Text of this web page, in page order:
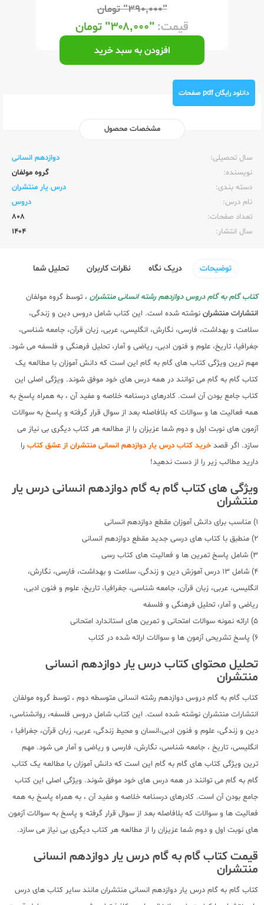
"۳۹۰,۰۰۰" تومان
قیمت: "۳۰۸,۰۰۰" تومان
افزودن به سبد خرید
دانلود رایگان pdf صفحات
مشخصات محصول
سال تحصیلی:‌
دوازدهم انسانی
نویسنده:‌
گروه مولفان
دسته بندی:
درس یار منتشران
نام درس:
دروس
تعداد صفحات:‌
808
سال انتشار:‌
1404
توضیحات دریک نگاه نظرات کاربران تحلیل شما
کتاب گام به گام دروس دوازدهم رشته انسانی منتشران ، توسط گروه مولفان
انتشارات منتشران نوشته شده است. این کتاب شامل دروس دین و زندگی،
سلامت و بهداشت، فارسی، نگارش، انگلیسی، عربی، زبان قرآن، جامعه شناسی،
جغرافیا، تاریخ، علوم و فنون ادبی، ریاضی و آمار، تحلیل فرهنگی و فلسفه می شود.
مهم ترین ویژگی کتاب های گام به گام این است که دانش آموزان با مطالعه یک
کتاب گام به گام می توانند در همه درس های خود موفق شوند. ویژگی اصلی این
کتاب جامع بودن آن است. کادرهای درسنامه خلاصه و مفید آن ، به همراه پاسخ به
همه فعالیت ها و سوالات که بلافاصله بعد از سوال قرار گرفته و پاسخ به سوالات
آزمون های نوبت اول و دوم شما عزیزان را از مطالعه هر کتاب دیگری بی نیاز می
سازد. اگر قصد خرید کتاب درس یار دوازدهم انسانی منتشران از عشق کتاب را
دارید مطالب زیر را از دست ندهید!
ویژگی های کتاب گام به گام دوازدهم انسانی درس یار
منتشران
1) مناسب برای دانش آموزان مقطع دوازدهم انسانی
2) منطبق با کتاب های درسی جدید مقطع دوازدهم انسانی
3) شامل پاسخ تمرین ها و فعالیت های کتاب رسی
4) شامل 13 درس آموزش دین و زندگی، سلامت و بهداشت، فارسی، نگارش،
انگلیسی، عربی، زبان قرآن، جامعه شناسی، جغرافیا، تاریخ، علوم و فنون ادبی،
ریاضی و آمار، تحلیل فرهنگی و فلسفه
5) ارائه نمونه سوالات امتحانی و تمرین های استاندارد امتحانی
6) پاسخ تشریحی آزمون ها و سوالات ارائه شده در کتاب
تحلیل محتوای کتاب درس یار دوازدهم انسانی
منتشران
کتاب گام به گام دروس دوازدهم رشته انسانی متوسطه دوم ، توسط گروه مولفان
انتشارات منتشران نوشته شده است. این کتاب شامل دروس فلسفه، روانشناسی،
دین و زندگی، علوم و فنون ادبی،انسان و محیط زندگی، عربی، زبان قرآن، جغرافیا ،
انگلیسی، تاریخ ، جامعه شناسی، نگارش، فارسی و ریاضی و آمار می شود. مهم
ترین ویژگی کتاب های گام به گام این است که دانش آموزان با مطالعه یک کتاب
گام به گام می توانند در همه درس های خود موفق شوند. ویژگی اصلی این کتاب
جامع بودن آن است. کادرهای درسنامه خلاصه و مفید آن ، به همراه پاسخ به همه
فعالیت ها و سوالات که بلافاصله بعد از سوال قرار گرفته و پاسخ به سوالات آزمون
های نوبت اول و دوم شما عزیزان را از مطالعه هر کتاب دیگری بی نیاز می سازد.
قیمت کتاب گام به گام درس یار دوازدهم انسانی
منتشران
کتاب گام به گام درس یار دوازدهم انسانی منتشران مانند سایر کتاب های درس